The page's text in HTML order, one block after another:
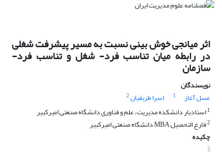
اثر میانجی خوش بینی نسبت به مسیر پیشرفت شغلی
در رابطه میان تناسب فرد- شغل و تناسب فرد-
سازمان
نویسندگان
عسل آغاز
1 اسرا طریقیان2
1استادیار دانشکده مدیریت، علم و فناوری دانشگاه صنعتی امیرکبیر
2فارغ التحصیل MBA دانشگاه صنعتی امیرکبیر
چکیده